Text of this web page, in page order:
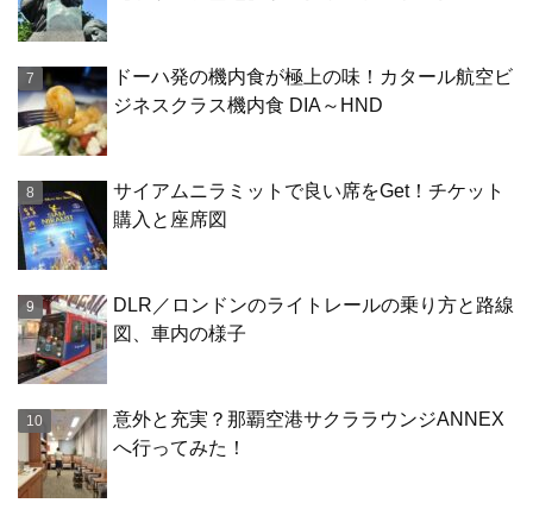
ドーハ発の機内食が極上の味！カタール航空ビ
ジネスクラス機内食 DIA～HND
サイアムニラミットで良い席をGet！チケット
購入と座席図
DLR／ロンドンのライトレールの乗り方と路線
図、車内の様子
意外と充実？那覇空港サクララウンジANNEX
へ行ってみた！